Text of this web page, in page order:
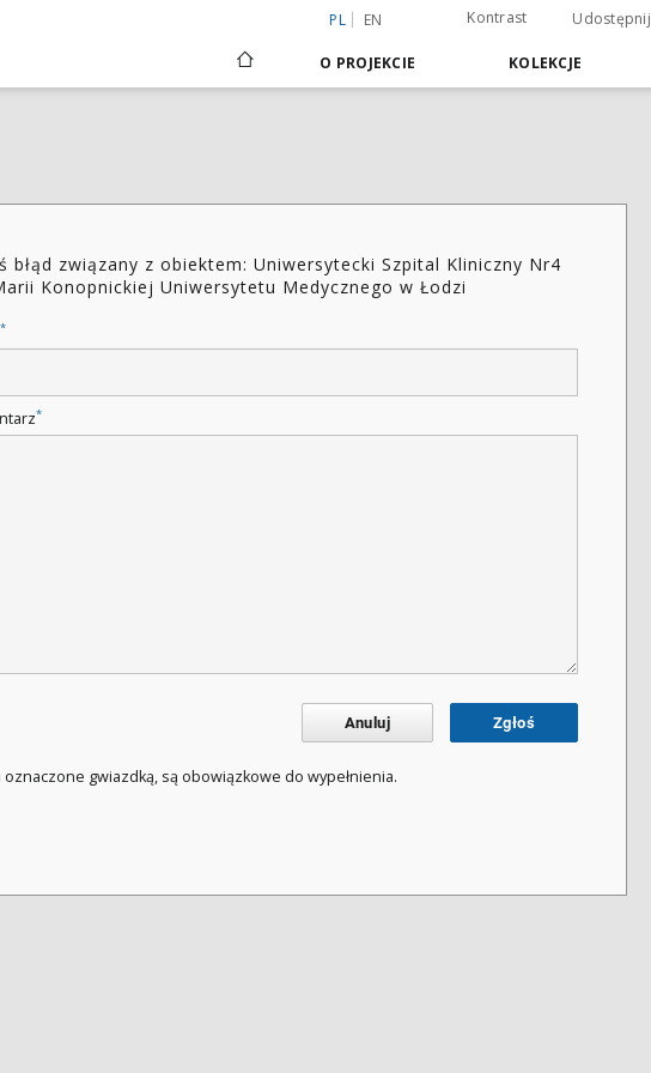
PL EN Kontrast Udostępnij
O PROJEKCIE KOLEKCJE
błąd związany z obiektem: Uniwersytecki Szpital Kliniczny Nr4
Konopnickiej Uniwersytetu Medycznego w Łodzi
*
*
Anuluj Zgłoś
oznaczone gwiazdką, są obowiązkowe do wypełnienia.